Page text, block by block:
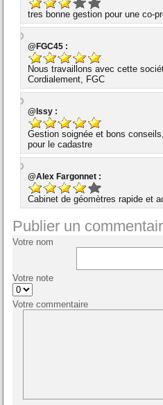
tres bonne gestion pour une co-
@FGC45 :
Nous travaillons avec cette
Cordialement, FGC
@Issy :
Gestion soignée et bons
pour le cadastre
@Alex Fargonnet :
Cabinet de géomètres rapide et
Publier un
Votre nom
Votre note
Votre commentaire